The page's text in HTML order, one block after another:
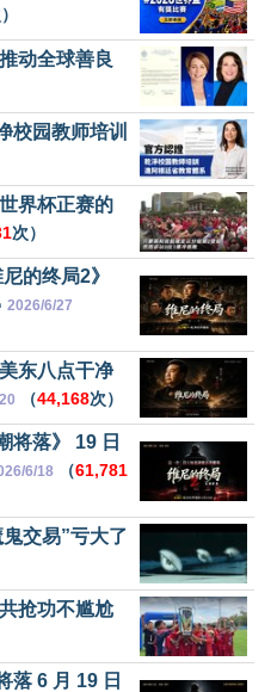
动全球善良
校园教师培训
界杯正赛的
次）
的终局2》
2026/6/27
东八点干净
（44,168次）
将落》 19 日
6/18 （61,781
交易”亏大了
抢功不尴尬
落 6 月 19 日